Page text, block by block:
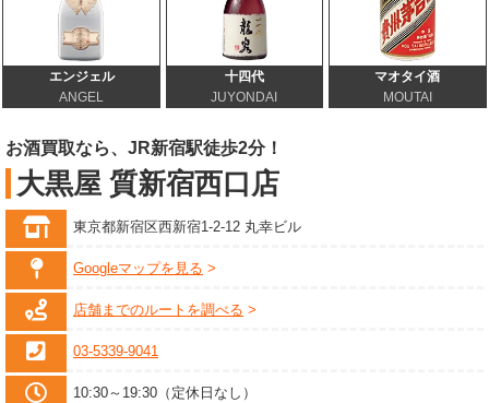
エンジェル
ANGEL
十四代
JUYONDAI
マオタイ酒
MOUTAI
お酒買取なら、JR新宿駅徒歩2分！
大黒屋 質新宿西口店
東京都新宿区西新宿1-2-12 丸幸ビル
Googleマップを見る
店舗までのルートを調べる
03-5339-9041
10:30～19:30（定休日なし）